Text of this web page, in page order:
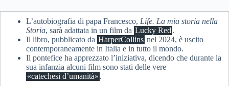
L’autobiografia di papa Francesco, Life. La mia storia nella
Storia, sarà adattata in un film da Lucky Red .
Il libro, pubblicato da HarperCollins nel 2024, è uscito
contemporaneamente in Italia e in tutto il mondo.
Il pontefice ha apprezzato l’iniziativa, dicendo che durante la
sua infanzia alcuni film sono stati delle vere
«catechesi d’umanità» .